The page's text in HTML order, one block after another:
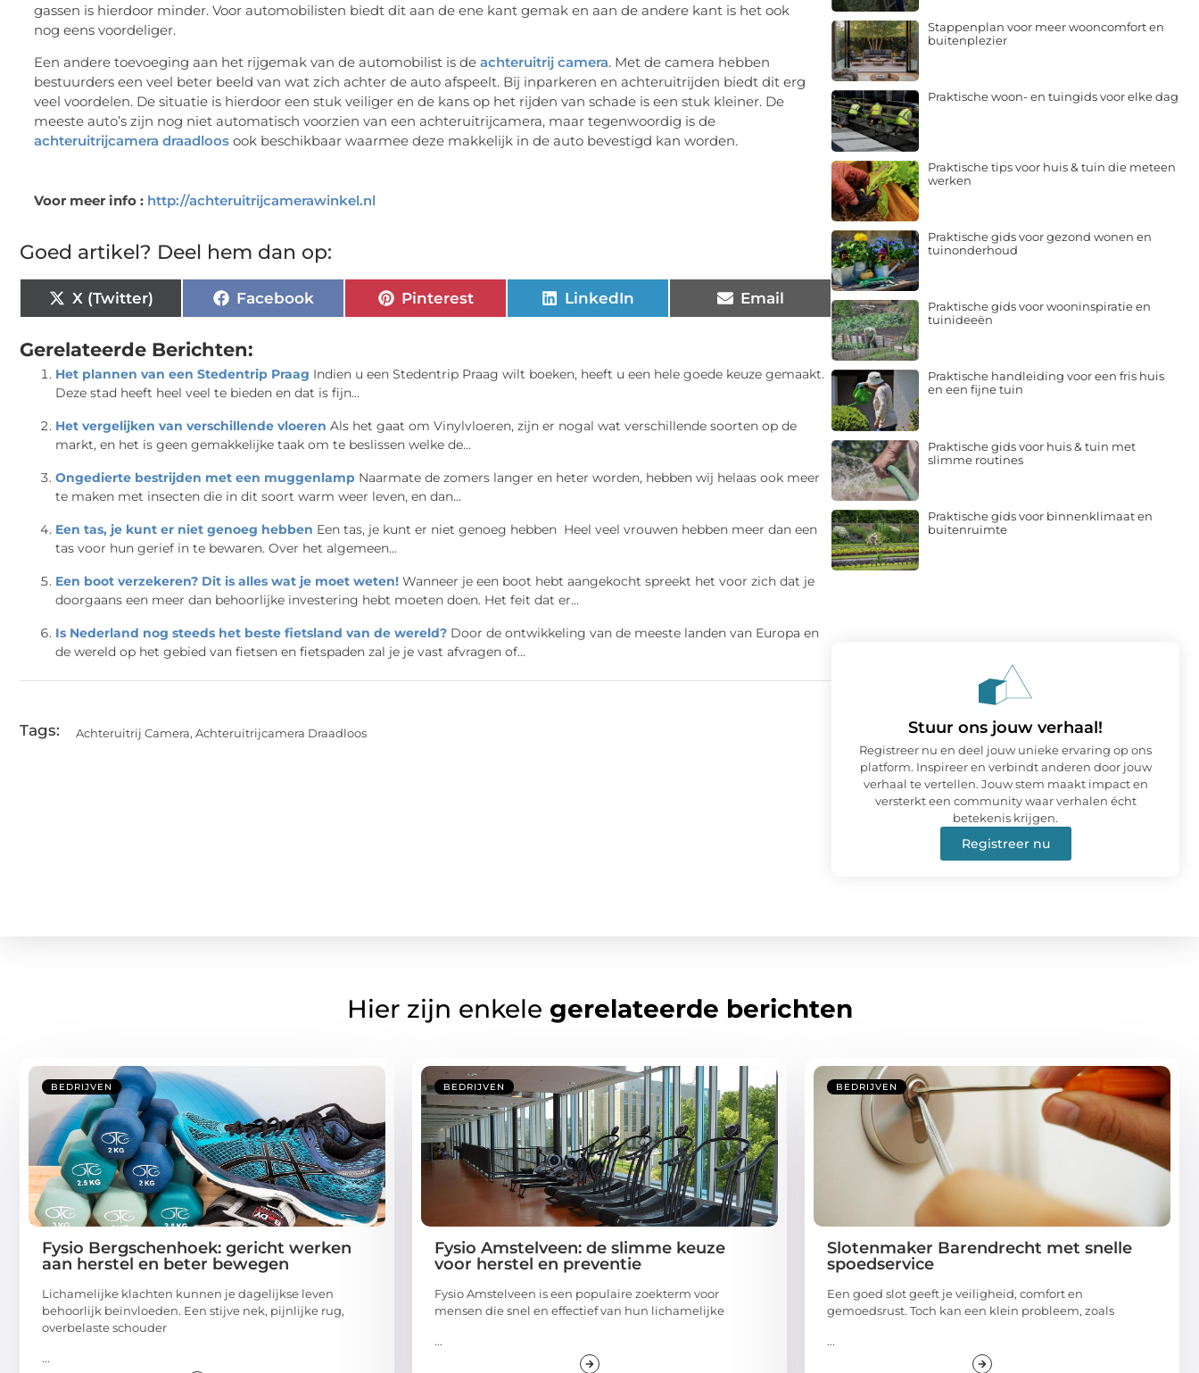
gassen is hierdoor minder. Voor automobilisten biedt dit aan de ene kant gemak en aan de andere kant is het ook
nog eens voordeliger.
Een andere toevoeging aan het rijgemak van de automobilist is de achteruitrij camera. Met de camera hebben
bestuurders een veel beter beeld van wat zich achter de auto afspeelt. Bij inparkeren en achteruitrijden biedt dit erg
veel voordelen. De situatie is hierdoor een stuk veiliger en de kans op het rijden van schade is een stuk kleiner. De
meeste auto’s zijn nog niet automatisch voorzien van een achteruitrijcamera, maar tegenwoordig is de
achteruitrijcamera draadloos ook beschikbaar waarmee deze makkelijk in de auto bevestigd kan worden.
Voor meer info : http://achteruitrijcamerawinkel.nl
Goed artikel? Deel hem dan op:
X (Twitter) Facebook Pinterest LinkedIn Email
Gerelateerde Berichten:
Het plannen van een Stedentrip Praag Indien u een Stedentrip Praag wilt boeken, heeft u een hele goede keuze gemaakt.
Deze stad heeft heel veel te bieden en dat is fijn...
Het vergelijken van verschillende vloeren Als het gaat om Vinylvloeren, zijn er nogal wat verschillende soorten op de
markt, en het is geen gemakkelijke taak om te beslissen welke de...
Ongedierte bestrijden met een muggenlamp Naarmate de zomers langer en heter worden, hebben wij helaas ook meer
te maken met insecten die in dit soort warm weer leven, en dan...
Een tas, je kunt er niet genoeg hebben Een tas, je kunt er niet genoeg hebben Heel veel vrouwen hebben meer dan een
tas voor hun gerief in te bewaren. Over het algemeen...
Een boot verzekeren? Dit is alles wat je moet weten! Wanneer je een boot hebt aangekocht spreekt het voor zich dat je
doorgaans een meer dan behoorlijke investering hebt moeten doen. Het feit dat er...
Is Nederland nog steeds het beste fietsland van de wereld? Door de ontwikkeling van de meeste landen van Europa en
de wereld op het gebied van fietsen en fietspaden zal je je vast afvragen of...
Tags: Achteruitrij Camera, Achteruitrijcamera Draadloos
Stappenplan voor meer wooncomfort en
buitenplezier
Praktische woon- en tuingids voor elke dag
Praktische tips voor huis & tuin die meteen
werken
Praktische gids voor gezond wonen en
tuinonderhoud
Praktische gids voor wooninspiratie en
tuinideeën
Praktische handleiding voor een fris huis
en een fijne tuin
Praktische gids voor huis & tuin met
slimme routines
Praktische gids voor binnenklimaat en
buitenruimte
Stuur ons jouw verhaal!
Registreer nu en deel jouw unieke ervaring op ons
platform. Inspireer en verbindt anderen door jouw
verhaal te vertellen. Jouw stem maakt impact en
versterkt een community waar verhalen écht
betekenis krijgen.
Registreer nu
Hier zijn enkele gerelateerde berichten
BEDRIJVEN
Fysio Bergschenhoek: gericht werken
aan herstel en beter bewegen
Lichamelijke klachten kunnen je dagelijkse leven
behoorlijk beïnvloeden. Een stijve nek, pijnlijke rug,
overbelaste schouder
...
BEDRIJVEN
Fysio Amstelveen: de slimme keuze
voor herstel en preventie
Fysio Amstelveen is een populaire zoekterm voor
mensen die snel en effectief van hun lichamelijke
...
BEDRIJVEN
Slotenmaker Barendrecht met snelle
spoedservice
Een goed slot geeft je veiligheid, comfort en
gemoedsrust. Toch kan een klein probleem, zoals
...